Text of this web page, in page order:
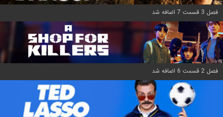
فصل 3 قسمت 7 اضافه شد
فصل 2 قسمت 6 اضافه شد